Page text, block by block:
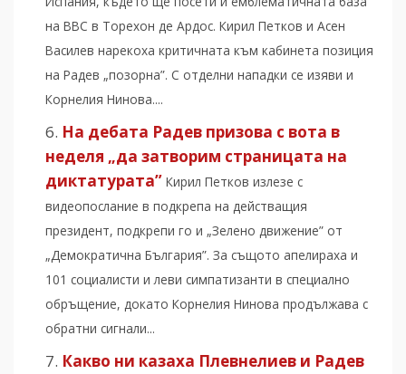
на ВВС в Торехон де Ардос. Кирил Петков и Асен
Василев нарекоха критичната към кабинета позиция
на Радев „позорна”. С отделни нападки се изяви и
Корнелия Нинова....
На дебата Радев призова с вота в
неделя „да затворим страницата на
диктатурата” Кирил Петков излезе с
видеопослание в подкрепа на действащия
президент, подкрепи го и „Зелено движение” от
„Демократична България”. За същото апелираха и
101 социалисти и леви симпатизанти в специално
обръщение, докато Корнелия Нинова продължава с
обратни сигнали...
Какво ни казаха Плевнелиев и Радев